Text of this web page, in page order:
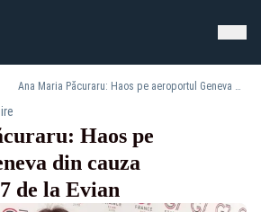
Ana Maria Păcuraru: Haos pe aeroportul Geneva din cauza summitului G7 de la Evian
Haos pe
din cauza
de la Evian